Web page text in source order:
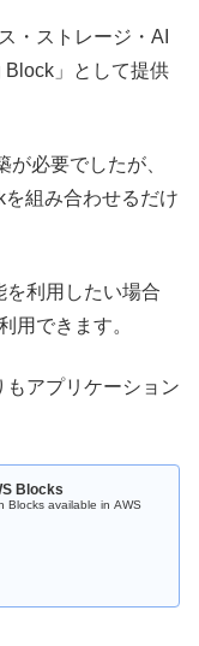
・ストレージ・AI
」として提供
必要でしたが、
組み合わせるだけ
利用したい場合
用できます。
アプリケーション
Blocks
Blocks available in AWS